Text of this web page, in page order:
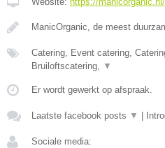
ManicOrganic, de meest
Catering, Event catering,
Bruiloftscatering, ▼
Er wordt gewerkt op afspraak.
Laatste facebook posts ▼
Sociale media: